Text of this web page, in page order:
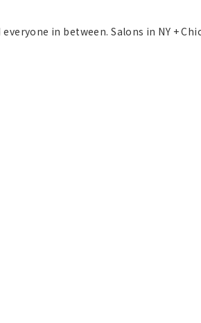
in between. Salons in NY +